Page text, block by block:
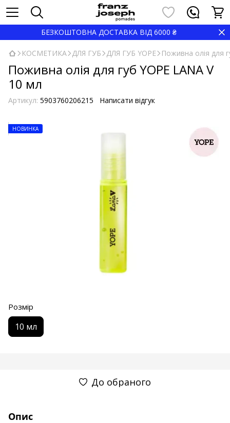
БЕЗКОШТОВНА ДОСТАВКА ВІД 6000 ₴
КОСМЕТИКА ДЛЯ ГУБ ДЛЯ ГУБ YOPE Поживна олія для
Поживна олія для губ YOPE LANA V
10 мл
Артикул: 5903760206215 Написати відгук
НОВИНКА
Розмір
10 мл
До обраного
Опис